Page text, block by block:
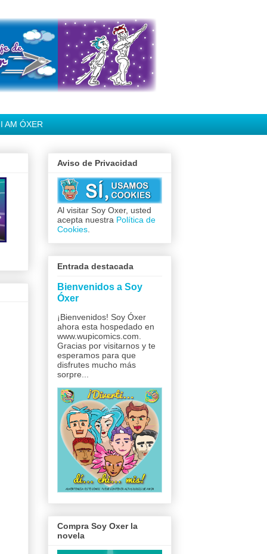
I AM ÓXER
Aviso de Privacidad
Al visitar Soy Oxer, usted
acepta nuestra Política de
Cookies.
Entrada destacada
Bienvenidos a Soy
Óxer
¡Bienvenidos! Soy Óxer
ahora esta hospedado en
www.wupicomics.com.
Gracias por visitarnos y te
esperamos para que
disfrutes mucho más
sorpre...
Compra Soy Oxer la
novela